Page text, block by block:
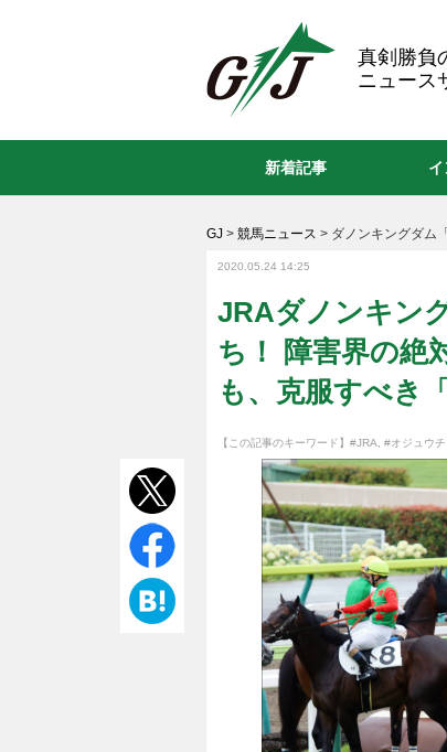
真剣勝負
ニュース
GJ > 競馬ニュース > ダノンキングダム
2020.05.24 14:25
JRAダノンキン
ち！ 障害界の絶
も、克服すべき
【この記事のキーワード】 #JRA #オジュウ
新着記事